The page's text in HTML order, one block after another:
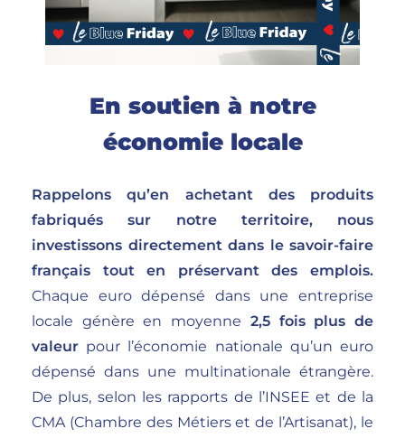
En soutien à notre
économie locale
Rappelons
qu’en achetant des produits
fabriqués sur notre territoire, nous
investissons directement dans le savoir-faire
français tout en préservant des emplois.
Chaque euro dépensé dans une entreprise
locale génère en moyenne 2,5 fois plus de
valeur pour l’économie nationale qu’un euro
dépensé dans une multinationale étrangère.
De plus, selon les rapports de l’INSEE et de la
CMA (Chambre des Métiers et de l’Artisanat), le